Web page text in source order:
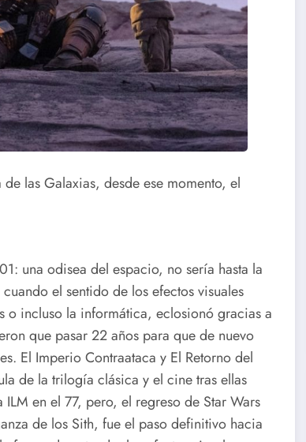
las Galaxias, desde ese momento, el
una odisea del espacio, no sería hasta la
el sentido de los efectos visuales
o incluso la informática, eclosionó gracias a
que pasar 22 años para que de nuevo
El Imperio Contraataca y El Retorno del
de la trilogía clásica y el cine tras ellas
en el 77, pero, el regreso de Star Wars
de los Sith, fue el paso definitivo hacia